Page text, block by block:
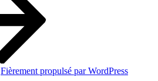
Fièrement propulsé par WordPress